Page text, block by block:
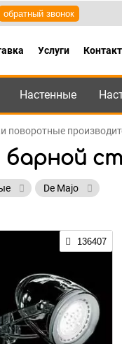
95 ,8-800-550-95-45
обратный звонок
Услуги
Настенные
поворотные
барной
De Majo
136407